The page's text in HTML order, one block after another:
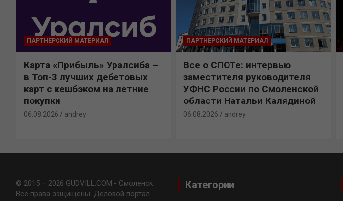
ПАРТНЕРСКИЙ МАТЕРИАЛ
Карта «Прибыль» Уралсиба –
в Топ-3 лучших дебетовых
карт с кешбэком на летние
покупки
06.08.2026 andrey
ПАРТНЕРСКИЙ МАТЕРИАЛ
Все о СПОТе: интервью
заместителя руководителя
УФНС России по Смоленской
области Натальи Калядиной
06.08.2026 andrey
© 2015 – 2026 GUDVILL.COM - Смоленск.
Все права защищены. Деловой портал
Категории